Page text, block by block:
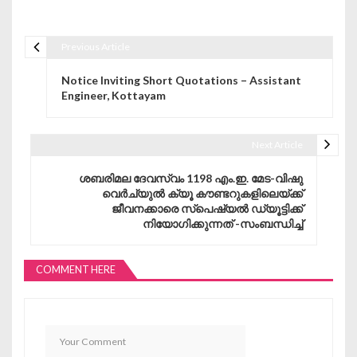
Notice Inviting Short Quotations – Assistant
Engineer, Kottayam
ശബരിമല ദേവസ്വം 1198 എം.ഇ. മേട-വിഷു
വെർച്യുൽ ക്യൂ കൗണ്ടറുകളിലെയ്ക്ക്
ജീവനക്കാരെ സ്പെഷ്യൽ ഡ്യൂട്ടിക്ക്
നിയോഗിക്കുന്നത് -സംബന്ധിച്ച്
COMMENT HERE